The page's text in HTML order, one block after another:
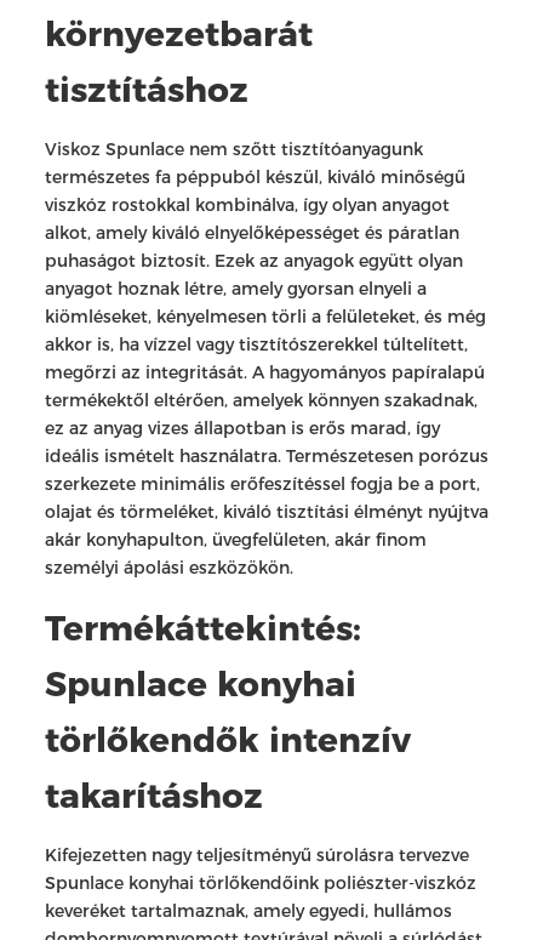
környezetbarát
tisztításhoz
Viskoz Spunlace nem szőtt tisztítóanyagunk
természetes fa péppuból készül, kiváló minőségű
viszkóz rostokkal kombinálva, így olyan anyagot
alkot, amely kiváló elnyelőképességet és páratlan
puhaságot biztosít. Ezek az anyagok együtt olyan
anyagot hoznak létre, amely gyorsan elnyeli a
kiömléseket, kényelmesen törli a felületeket, és még
akkor is, ha vízzel vagy tisztítószerekkel túltelített,
megőrzi az integritását. A hagyományos papíralapú
termékektől eltérően, amelyek könnyen szakadnak,
ez az anyag vizes állapotban is erős marad, így
ideális ismételt használatra. Természetesen porózus
szerkezete minimális erőfeszítéssel fogja be a port,
olajat és törmeléket, kiváló tisztítási élményt nyújtva
akár konyhapulton, üvegfelületen, akár finom
személyi ápolási eszközökön.
Termékáttekintés:
Spunlace konyhai
törlőkendők intenzív
takarításhoz
Kifejezetten nagy teljesítményű súrolásra tervezve
Spunlace konyhai törlőkendőink poliészter-viszkóz
keveréket tartalmaznak, amely egyedi, hullámos